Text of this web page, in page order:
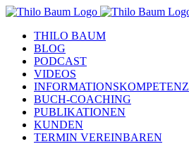
Zum
springenTHILO BAUM
BLOG
PODCAST
VIDEOS
INFORMATIONSKOMPETENZ
BUCH-COACHING
PUBLIKATIONEN
KUNDEN
TERMIN VEREINBAREN